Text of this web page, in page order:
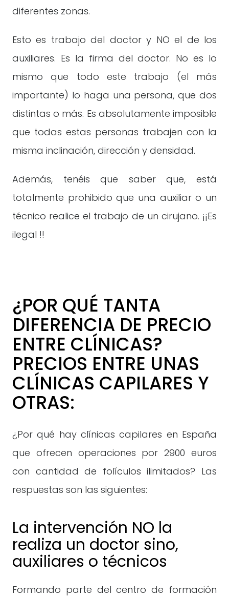
diferentes zonas.
Esto es trabajo del doctor y NO el de los
auxiliares. Es la firma del doctor. No es lo
mismo que todo este trabajo (el más
importante) lo haga una persona, que dos
distintas o más. Es absolutamente imposible
que todas estas personas trabajen con la
misma inclinación, dirección y densidad.
Además, tenéis que saber que, está
totalmente prohibido que una auxiliar o un
técnico realice el trabajo de un cirujano. ¡¡Es
ilegal !!
¿POR QUÉ TANTA
DIFERENCIA DE PRECIO
ENTRE CLÍNICAS?
PRECIOS ENTRE UNAS
CLÍNICAS CAPILARES Y
OTRAS:
¿Por qué hay clínicas capilares en España
que ofrecen operaciones por 2900 euros
con cantidad de folículos ilimitados? Las
respuestas son las siguientes:
La intervención NO la
realiza un doctor sino,
auxiliares o técnicos
Formando parte del centro de formación